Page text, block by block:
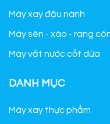
Máy xay đậu nành
Máy sên - xào - rang
Máy vắt nước cốt dừa
DANH MỤC
Máy xay thực phẩm